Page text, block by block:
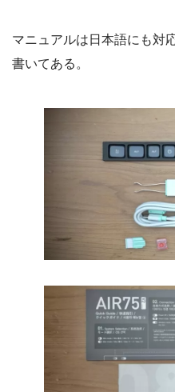
マニュアルは日本語にも対
書いてある。